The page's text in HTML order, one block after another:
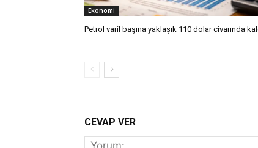
Ekonomi
Petrol varil başına yaklaşık 110 dolar civarında
CEVAP VER